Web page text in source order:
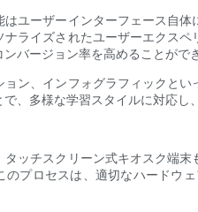
はユーザーインターフェース自
ライズされたユーザーエクス
バージョン率を高めることがで
ョン、インフォグラフィックと
、多様な学習スタイルに対応し
ッチスクリーン式キオスク端
のプロセスは、適切なハードウ